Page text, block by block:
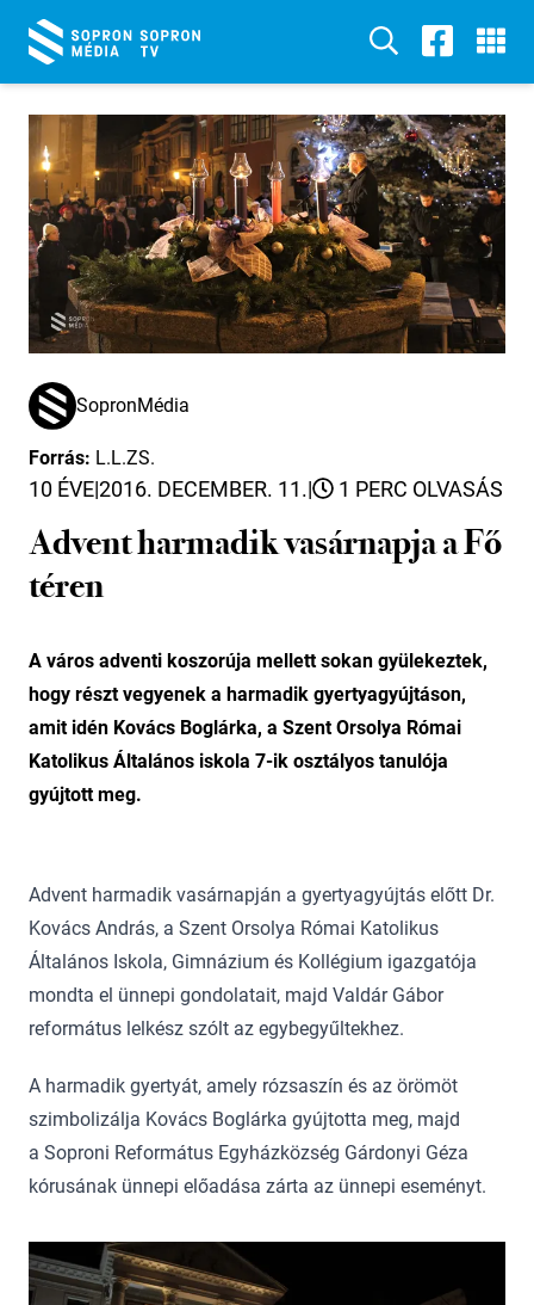
SopronMédia
Forrás: L.L.ZS.
10 ÉVE|2016. DECEMBER. 11.| 1 PERC OLVASÁS
Advent harmadik vasárnapja a Fő
téren
A város adventi koszorúja mellett sokan gyülekeztek,
hogy részt vegyenek a harmadik gyertyagyújtáson,
amit idén Kovács Boglárka, a Szent Orsolya Római
Katolikus Általános iskola 7-ik osztályos tanulója
gyújtott meg.
Advent harmadik vasárnapján a gyertyagyújtás előtt Dr.
Kovács András, a Szent Orsolya Római Katolikus
Általános Iskola, Gimnázium és Kollégium igazgatója
mondta el ünnepi gondolatait, majd Valdár Gábor
református lelkész szólt az egybegyűltekhez.
A harmadik gyertyát, amely rózsaszín és az örömöt
szimbolizálja Kovács Boglárka gyújtotta meg, majd
a Soproni Református Egyházközség Gárdonyi Géza
kórusának ünnepi előadása zárta az ünnepi eseményt.